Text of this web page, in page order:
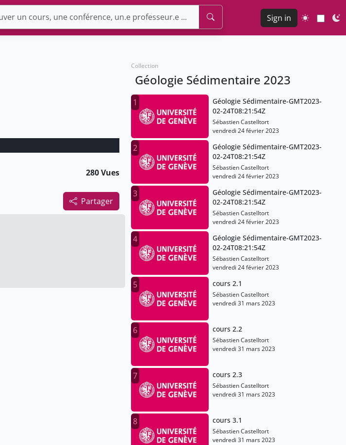
Sign in
280 Vues
Partager
Collection
Géologie Sédimentaire 2023
1
Géologie Sédimentaire-GMT2023-
02-24T08:21:54Z
Sébastien Castelltort
vendredi 24 février 2023
2
Géologie Sédimentaire-GMT2023-
02-24T08:21:54Z
Sébastien Castelltort
vendredi 24 février 2023
3
Géologie Sédimentaire-GMT2023-
02-24T08:21:54Z
Sébastien Castelltort
vendredi 24 février 2023
4
Géologie Sédimentaire-GMT2023-
02-24T08:21:54Z
Sébastien Castelltort
vendredi 24 février 2023
5 cours 2.1
Sébastien Castelltort
vendredi 31 mars 2023
6 cours 2.2
Sébastien Castelltort
vendredi 31 mars 2023
7 cours 2.3
Sébastien Castelltort
vendredi 31 mars 2023
8 cours 3.1
Sébastien Castelltort
vendredi 31 mars 2023